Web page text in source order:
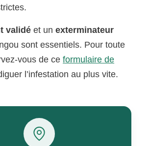
validé et unexterminateur
sont essentiels. Pour toute
vous de ceformulaire de
l’infestation au plus vite.